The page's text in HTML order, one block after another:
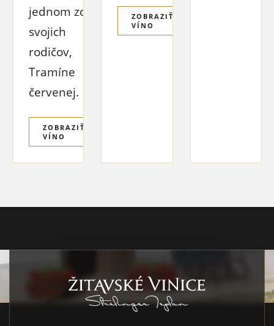
jednom zo
svojich
rodičov,
Tramíne
červenej.
ZOBRAZIŤ
VÍNO
ZOBRAZIŤ
VÍNO